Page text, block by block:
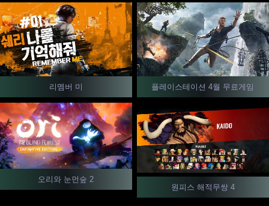
리멤버 미 플레이스테이션 4월 무료게임
오리와 눈먼숲 2
원피스 해적무쌍 4